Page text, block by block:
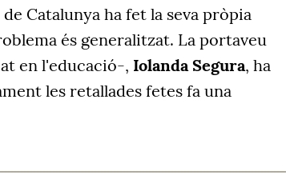
Catalunya ha fet la seva pròpia
és generalitzat. La portaveu
en l'educació-, Iolanda Segura, ha
les retallades fetes fa una